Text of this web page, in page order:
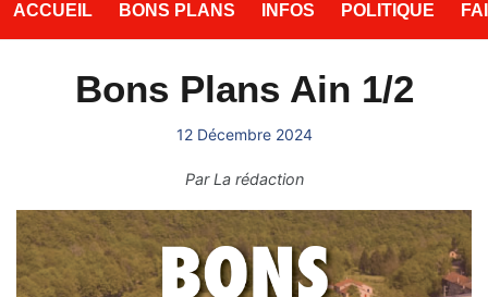
ACCUEIL BONS PLANS INFOS POLITIQUE
Bons Plans Ain 1/2
12 Décembre 2024
ParLa rédaction